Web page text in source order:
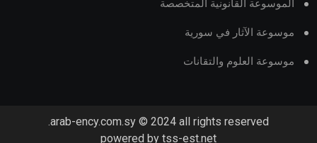
الموسوعة القانونية المتخصصة
موسوعة الآثار في سورية
موسوعة العلوم والتقانات
arab-ency.com.sy © 2024 all rights reserved.
powered by tss-est.net